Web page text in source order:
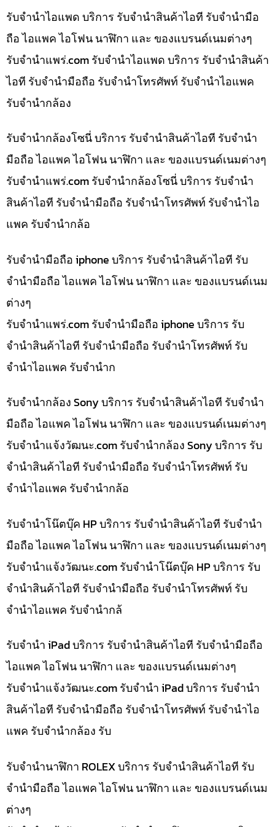
รับจำนำไอแพด บริการ รับจำนำสินค้าไอที รับจำนำมือ
ถือ ไอแพค ไอโฟน นาฬิกา และ ของแบรนด์เนมต่างๆ
รับจํานําแพร่.com รับจำนำไอแพด บริการ รับจำนำสินค้า
ไอที รับจำนำมือถือ รับจำนำโทรศัพท์ รับจำนำไอแพค
รับจำนำกล้อง
รับจำนำกล้องโซนี่ บริการ รับจำนำสินค้าไอที รับจำนำ
มือถือ ไอแพค ไอโฟน นาฬิกา และ ของแบรนด์เนมต่างๆ
รับจํานําแพร่.com รับจำนำกล้องโซนี่ บริการ รับจำนำ
สินค้าไอที รับจำนำมือถือ รับจำนำโทรศัพท์ รับจำนำไอ
แพค รับจำนำกล้อ
รับจำนำมือถือ iphone บริการ รับจำนำสินค้าไอที รับ
จำนำมือถือ ไอแพค ไอโฟน นาฬิกา และ ของแบรนด์เนม
ต่างๆ
รับจํานําแพร่.com รับจำนำมือถือ iphone บริการ รับ
จำนำสินค้าไอที รับจำนำมือถือ รับจำนำโทรศัพท์ รับ
จำนำไอแพค รับจำนำก
รับจำนำกล้อง Sony บริการ รับจำนำสินค้าไอที รับจำนำ
มือถือ ไอแพค ไอโฟน นาฬิกา และ ของแบรนด์เนมต่างๆ
รับจํานําแจ้งวัฒนะ.com รับจำนำกล้อง Sony บริการ รับ
จำนำสินค้าไอที รับจำนำมือถือ รับจำนำโทรศัพท์ รับ
จำนำไอแพค รับจำนำกล้อ
รับจำนำโน๊ตบุ๊ค HP บริการ รับจำนำสินค้าไอที รับจำนำ
มือถือ ไอแพค ไอโฟน นาฬิกา และ ของแบรนด์เนมต่างๆ
รับจํานําแจ้งวัฒนะ.com รับจำนำโน๊ตบุ๊ค HP บริการ รับ
จำนำสินค้าไอที รับจำนำมือถือ รับจำนำโทรศัพท์ รับ
จำนำไอแพค รับจำนำกล้
รับจำนำ iPad บริการ รับจำนำสินค้าไอที รับจำนำมือถือ
ไอแพค ไอโฟน นาฬิกา และ ของแบรนด์เนมต่างๆ
รับจํานําแจ้งวัฒนะ.com รับจำนำ iPad บริการ รับจำนำ
สินค้าไอที รับจำนำมือถือ รับจำนำโทรศัพท์ รับจำนำไอ
แพค รับจำนำกล้อง รับ
รับจำนำนาฬิกา ROLEX บริการ รับจำนำสินค้าไอที รับ
จำนำมือถือ ไอแพค ไอโฟน นาฬิกา และ ของแบรนด์เนม
ต่างๆ